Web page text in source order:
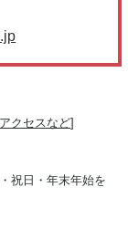
クセスなど]
祝日・年末年始を